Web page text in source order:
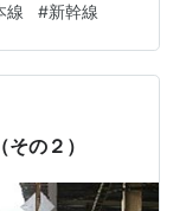
だそうです。
あり、駅舎は
っています。何
園になってま
まだ青々とし
線 #新幹線
の２）